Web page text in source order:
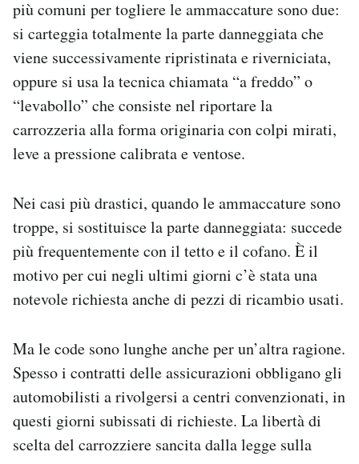
più comuni per togliere le ammaccature sono due:
si carteggia totalmente la parte danneggiata che
viene successivamente ripristinata e riverniciata,
oppure si usa la tecnica chiamata “a freddo” o
“levabollo” che consiste nel riportare la
carrozzeria alla forma originaria con colpi mirati,
leve a pressione calibrata e ventose.
Nei casi più drastici, quando le ammaccature sono
troppe, si sostituisce la parte danneggiata: succede
più frequentemente con il tetto e il cofano. È il
motivo per cui negli ultimi giorni c’è stata una
notevole richiesta anche di pezzi di ricambio usati.
Ma le code sono lunghe anche per un’altra ragione.
Spesso i contratti delle assicurazioni obbligano gli
automobilisti a rivolgersi a centri convenzionati, in
questi giorni subissati di richieste. La libertà di
scelta del carrozziere sancita dalla legge sulla